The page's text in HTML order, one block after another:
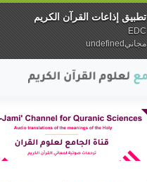
تطبيق إذاعات القرآن الكريم
EDC
مجانيundefined